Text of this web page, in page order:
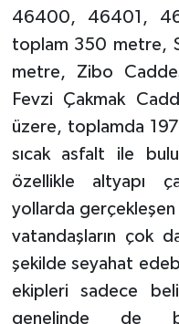
46400, 46401,
toplam 350 metre,
metre, Zibo
Fevzi Çakmak
üzere, toplamda
sıcak asfalt ile
özellikle altyapı
yollarda gerçekleşen
vatandaşların çok
şekilde seyahat
ekipleri sadece
genelinde de